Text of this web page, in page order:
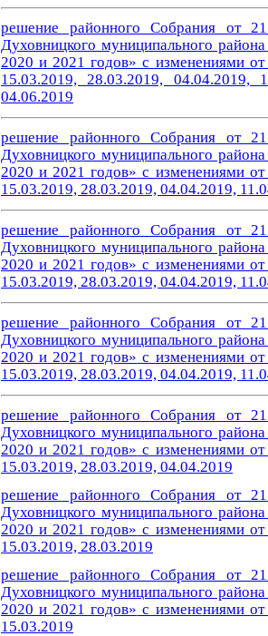
решение районного Собрания от
Духовницкого муниципального
2020 и 2021 годов» с изменениями
15.03.2019, 28.03.2019, 04.04.2019,
04.06.2019
решение районного Собрания от
Духовницкого муниципального
2020 и 2021 годов» с изменениями от
15.03.2019, 28.03.2019, 04.04.2019,
решение районного Собрания от
Духовницкого муниципального
2020 и 2021 годов» с изменениями от
15.03.2019, 28.03.2019, 04.04.2019,
решение районного Собрания от
Духовницкого муниципального
2020 и 2021 годов» с изменениями от
15.03.2019, 28.03.2019, 04.04.2019,
решение районного Собрания от
Духовницкого муниципального
2020 и 2021 годов» с изменениями от
15.03.2019, 28.03.2019, 04.04.2019
решение районного Собрания от
Духовницкого муниципального
2020 и 2021 годов» с изменениями от
15.03.2019, 28.03.2019
решение районного Собрания от
Духовницкого муниципального
2020 и 2021 годов» с изменениями от
15.03.2019